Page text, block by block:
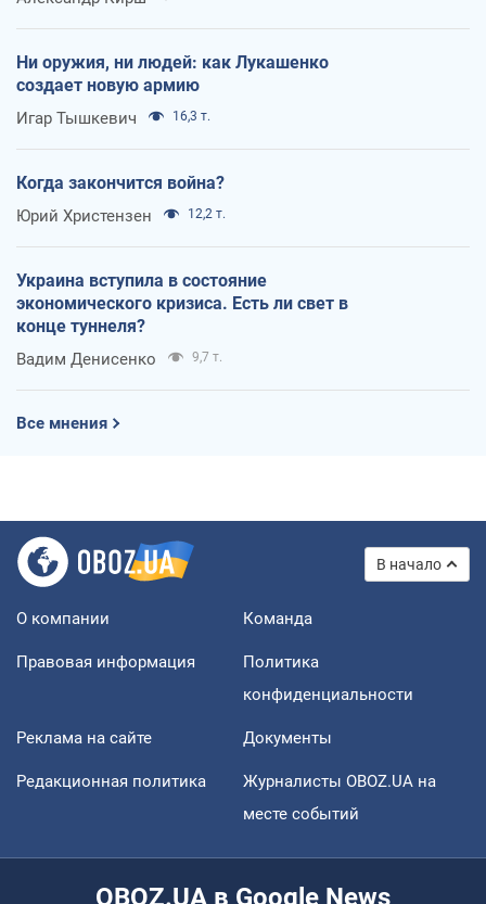
Ни оружия, ни людей: как Лукашенко
создает новую армию
Игар Тышкевич 16,3 т.
Когда закончится война?
Юрий Христензен 12,2 т.
Украина вступила в состояние
экономического кризиса. Есть ли свет в
конце туннеля?
Вадим Денисенко 9,7 т.
Все мнения
В начало
О компании Команда
Правовая информация
Политика
конфиденциальности
Реклама на сайте Документы
Редакционная политика
Журналисты OBOZ.UA на
месте событий
OBOZ.UA в Google News